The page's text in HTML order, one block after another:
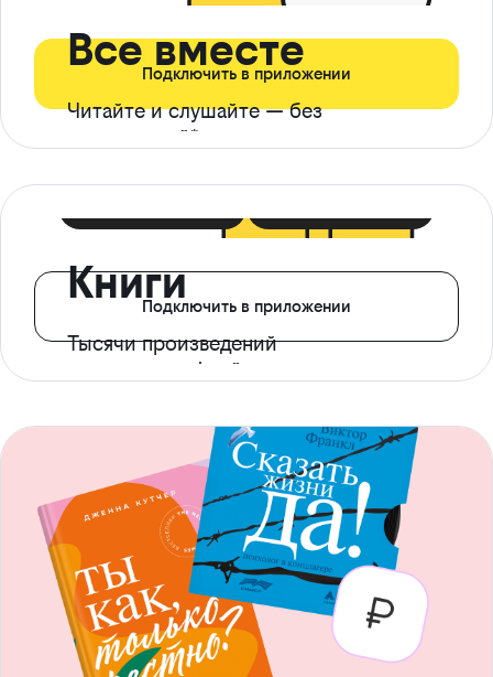
Все вместе
Читайте и слушайте — без
ограничений*
Подключить в приложении
Книги
Тысячи произведений
с доступом офлайн
Подключить в приложении